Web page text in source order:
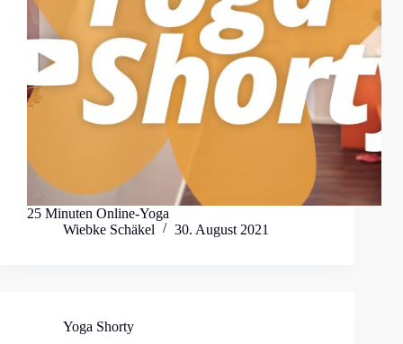
25 Minuten Online-Yoga
Wiebke Schäkel
30. August 2021
Yoga Shorty